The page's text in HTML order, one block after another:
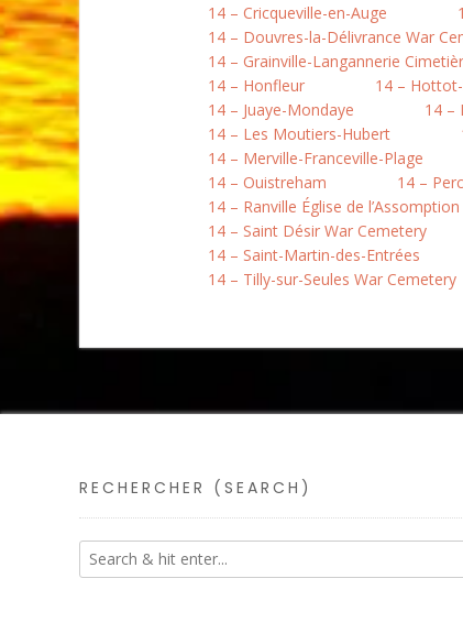
14 – Cricqueville-en-Auge
14 – Douvres-la-Délivrance War
14 – Grainville-Langannerie
14 – Honfleur
14 –
14 – Juaye-Mondaye
14 –
14 – Les Moutiers-Hubert
14 – Merville-Franceville-Plage
14 – Ouistreham
14 –
14 – Ranville Église de
14 – Saint Désir War Cemetery
14 – Saint-Martin-des-Entrées
14 – Tilly-sur-Seules War Cemetery
RECHERCHER (SEARCH)